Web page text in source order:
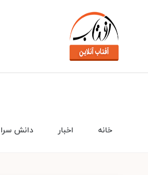
دانش سرا اخبار خانه